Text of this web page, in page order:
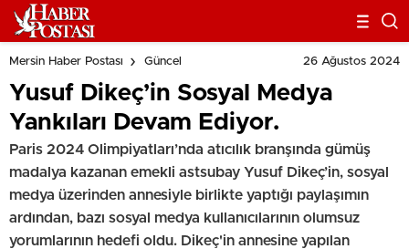
Mersin Haber Postası Güncel 26 Ağustos 2024
Yusuf Dikeç’in Sosyal Medya
Yankıları Devam Ediyor.
Paris 2024 Olimpiyatları’nda atıcılık branşında gümüş
madalya kazanan emekli astsubay Yusuf Dikeç’in, sosyal
medya üzerinden annesiyle birlikte yaptığı paylaşımın
ardından, bazı sosyal medya kullanıcılarının olumsuz
yorumlarının hedefi oldu. Dikeç'in annesine yapılan